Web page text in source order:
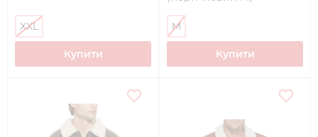
XXL
Купити
M
Купити